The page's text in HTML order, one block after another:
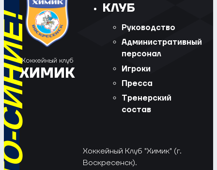
Хоккейный клуб
ХИМИК
КЛУБ
Руководство
Административный
персонал
Игроки
Пресса
Тренерский
состав
Хоккейный Клуб "Химик" (г.
Воскресенск).